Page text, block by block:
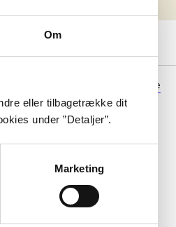
Om
eller tilbagetrække dit
under ”Detaljer”.
Marketing
Genre